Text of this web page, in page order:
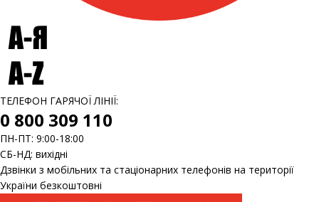
ТЕЛЕФОН ГАРЯЧОЇ ЛІНІЇ:
0 800 309 110
ПН-ПТ: 9:00-18:00
СБ-НД: вихідні
Дзвінки з мобільних та стаціонарних телефонів на території
України безкоштовні